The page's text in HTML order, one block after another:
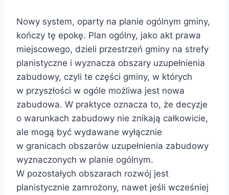
Nowy system, oparty na planie ogólnym gminy,
kończy tę epokę. Plan ogólny, jako akt prawa
miejscowego, dzieli przestrzeń gminy na strefy
planistyczne i wyznacza obszary uzupełnienia
zabudowy, czyli te części gminy, w których
w przyszłości w ogóle możliwa jest nowa
zabudowa. W praktyce oznacza to, że decyzje
o warunkach zabudowy nie znikają całkowicie,
ale mogą być wydawane wyłącznie
w granicach obszarów uzupełnienia zabudowy
wyznaczonych w planie ogólnym.
W pozostałych obszarach rozwój jest
planistycznie zamrożony, nawet jeśli wcześniej